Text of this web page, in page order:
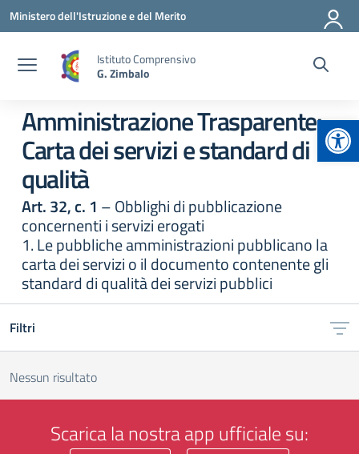
Vai ai contenuti
Vai al menu di navigazione
Vai al footer
Ministero dell'Istruzione e del Merito
Istituto Comprensivo
G. Zimbalo
Amministrazione Trasparente:
Carta dei servizi e standard di
qualità
Art. 32, c. 1 – Obblighi di pubblicazione
concernenti i servizi erogati
1. Le pubbliche amministrazioni pubblicano la
carta dei servizi o il documento contenente gli
standard di qualità dei servizi pubblici
Filtri
Nessun risultato
Scarica la nostra app ufficiale su: